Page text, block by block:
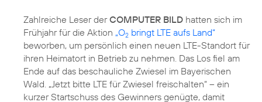
Zahlreiche Leser derCOMPUTER BILD hatten sich im
Frühjahr für die Aktion „O2 bringt LTE aufs Land“
beworben, um persönlich einen neuen LTE-Standort für
ihren Heimatort in Betrieb zu nehmen. Das Los fiel am
Ende auf das beschauliche Zwiesel im Bayerischen
Wald. „Jetzt bitte LTE für Zwiesel freischalten“ – ein
kurzer Startschuss des Gewinners genügte, damit